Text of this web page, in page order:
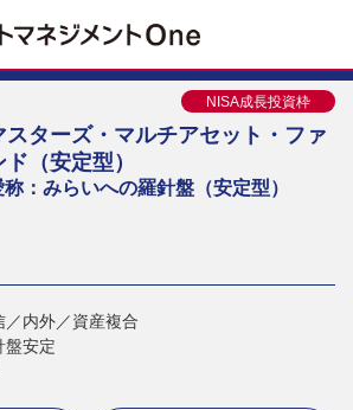
NISA成長投資枠
スターズ・マルチアセット・ファ
ド（安定型）
称：みらいへの羅針盤（安定型）
内外／資産複合
盤安定